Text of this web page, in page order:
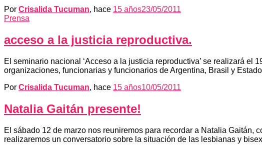
Por Crisalida Tucuman, hace 15 años23/05/2011
Prensa
acceso a la justicia reproductiva.
El seminario nacional ‘Acceso a la justicia reproductiva’ se realizará
organizaciones, funcionarias y funcionarios de Argentina, Brasil y
Por Crisalida Tucuman, hace 15 años10/05/2011
Natalia Gaitán presente!
El sábado 12 de marzo nos reuniremos para recordar a Natalia
realizaremos un conversatorio sobre la situación de las lesbianas y